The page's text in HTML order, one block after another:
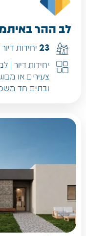
לב ההר
23 יחידות דיור
יחידות דיור |
צעירים או
ובתים חד